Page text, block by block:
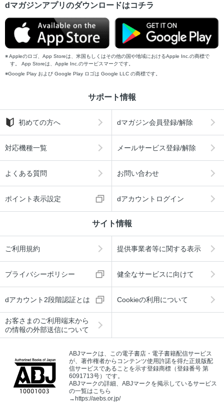
dマガジンアプリのダウンロードはコチラ
Appleのロゴ、App Storeは、米国もしくはその他の国や地域におけるApple Inc.の商標で
す。 App Storeは、Apple Inc.のサービスマークです。
Google Play および Google Play ロゴは Google LLC の商標です。
サポート情報
初めての方へ dマガジン会員登録/解除
対応機種一覧 メールサービス登録/解除
よくある質問 お問い合わせ
ポイント表示設定 dアカウントログイン
サイト情報
ご利用規約 提供事業者等に関する表示
プライバシーポリシー 健全なサービスに向けて
dアカウント2段階認証とは Cookieの利用について
お客さまのご利用端末から
の情報の外部送信について
ABJマークは、この電子書店・電子書籍配信サービス
が、著作権者からコンテンツ使用許諾を得た正規版配
信サービスであることを示す登録商標（登録番号 第
6091713号）です。
ABJマークの詳細、ABJマークを掲示しているサービス
の一覧はこちら
→https://aebs.or.jp/